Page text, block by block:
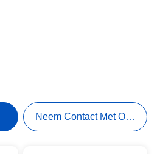
Neem Contact Met Ons Op